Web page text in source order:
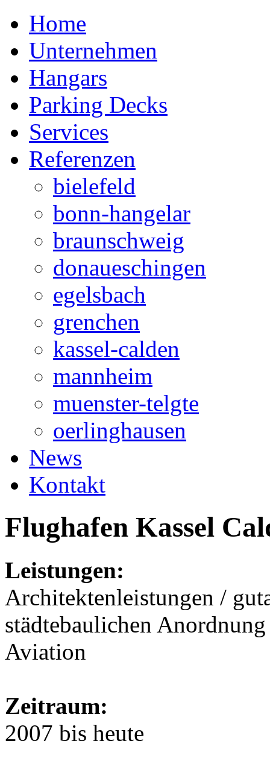
Home
Unternehmen
Hangars
Parking Decks
Services
Referenzen
bielefeld
bonn-hangelar
braunschweig
donaueschingen
egelsbach
grenchen
kassel-calden
mannheim
muenster-telgte
oerlinghausen
News
Kontakt
Flughafen Kassel
Leistungen:
Architektenleistungen /
städtebaulichen
Aviation
Zeitraum:
2007 bis heute